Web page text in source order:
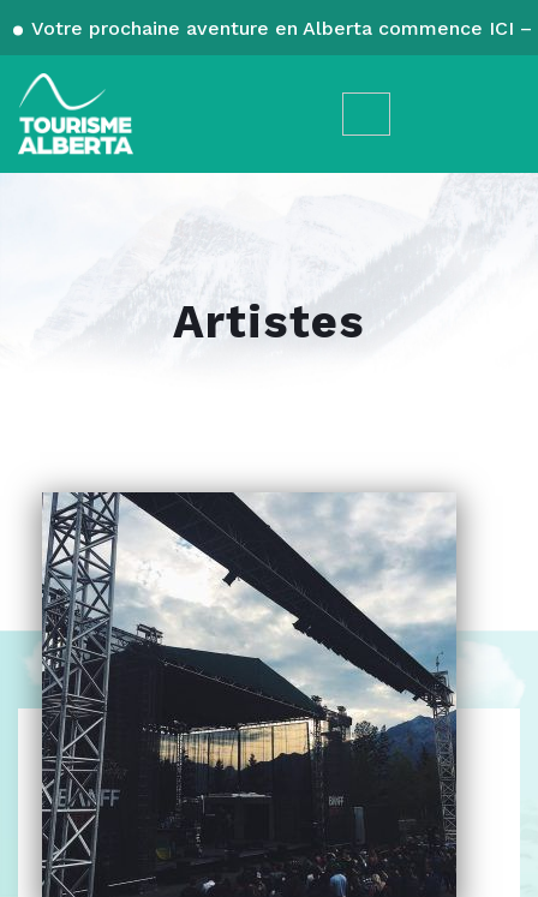
Votre prochaine aventure en Alberta commence ICI
Artistes